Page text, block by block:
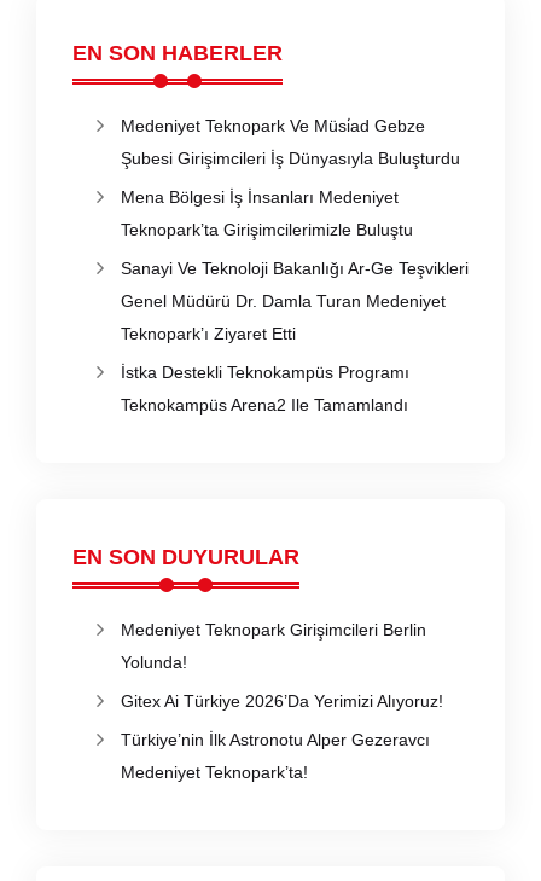
EN SON HABERLER
Medeniyet Teknopark Ve Müsi̇ad Gebze
Şubesi Girişimcileri İş Dünyasıyla Buluşturdu
Mena Bölgesi İş İnsanları Medeniyet
Teknopark’ta Girişimcilerimizle Buluştu
Sanayi Ve Teknoloji Bakanlığı Ar-Ge Teşvikleri
Genel Müdürü Dr. Damla Turan Medeniyet
Teknopark’ı Ziyaret Etti
İstka Destekli Teknokampüs Programı
Teknokampüs Arena2 Ile Tamamlandı
EN SON DUYURULAR
Medeniyet Teknopark Girişimcileri Berlin
Yolunda!
Gitex Ai Türkiye 2026’Da Yerimizi Alıyoruz!
Türkiye’nin İlk Astronotu Alper Gezeravcı
Medeniyet Teknopark’ta!